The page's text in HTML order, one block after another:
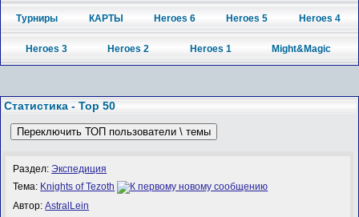
Турниры КАРТЫ Heroes 6 Heroes 5 Heroes 4
Heroes 3 Heroes 2 Heroes 1 Might&Magic
Статистика - Top 50
Переключить ТОП пользователи \ темы
Раздел:Экспедиция
Тема: Knights of Tezoth
Автор:AstralLein